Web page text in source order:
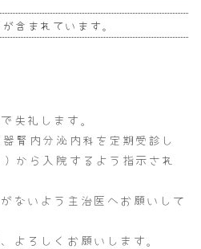
含まれています。
失礼します。
腎内分泌内科を定期受診し
から入院するよう指示され
ないよう主治医へお願いして
よろしくお願いします。